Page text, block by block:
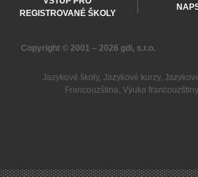
REGISTROVANÉ ŠKOLY
Copyright © 2001 – 2026 gdi, s.r.o.
Jazykové školy, Jazykové kurzy,
Francouzština,Výuka francouzštiny